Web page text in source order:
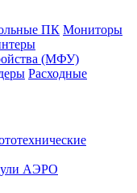
ПК Мониторы
(МФУ)
Расходные
АЭРО